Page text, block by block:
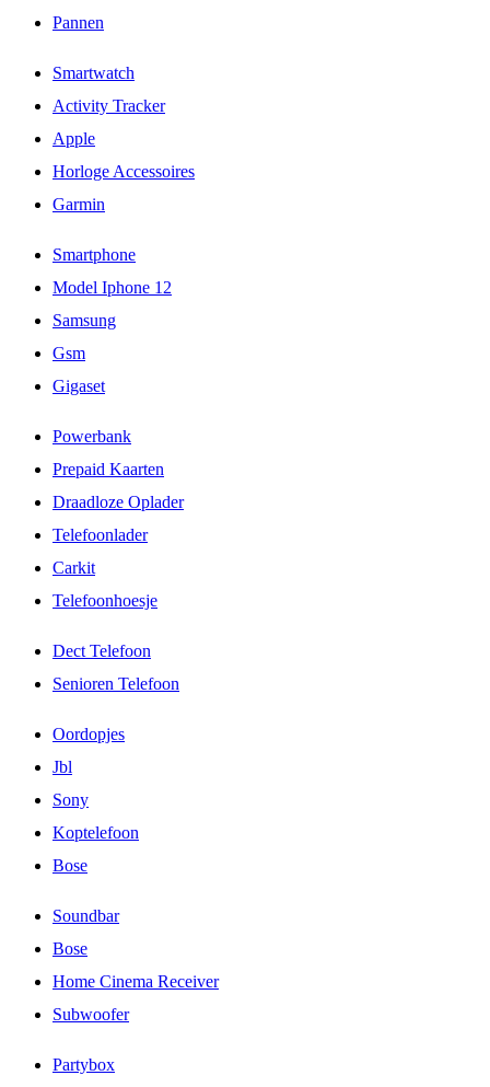
Pannen
Smartwatch
Activity Tracker
Apple
Horloge Accessoires
Garmin
Smartphone
Model Iphone 12
Samsung
Gsm
Gigaset
Powerbank
Prepaid Kaarten
Draadloze Oplader
Telefoonlader
Carkit
Telefoonhoesje
Dect Telefoon
Senioren Telefoon
Oordopjes
Jbl
Sony
Koptelefoon
Bose
Soundbar
Bose
Home Cinema Receiver
Subwoofer
Partybox